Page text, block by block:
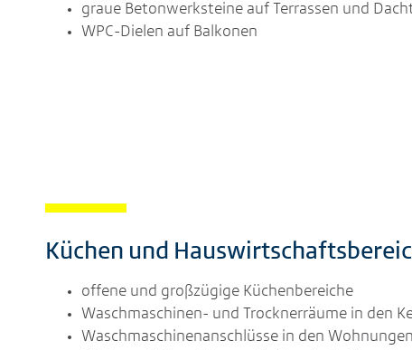
graue Betonwerksteine auf Terrassen und
WPC-Dielen auf Balkonen
Küchen und
offene und großzügige Küchenbereiche
Waschmaschinen- und Trocknerräume in den
Waschmaschinenanschlüsse in den